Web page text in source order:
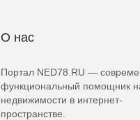
О нас
Портал NED78.RU —
функциональный помощник
недвижимости в интернет-
пространстве.